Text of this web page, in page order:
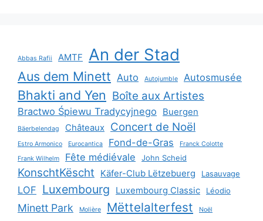
Abbas Rafii AMTF An der Stad
Aus dem Minett Auto Autojumble Autosmusée
Bhakti and Yen Boîte aux Artistes
Bractwo Śpiewu Tradycyjnego Buergen
Bäerbelendag Châteaux Concert de Noël
Estro Armonico Eurocantica Fond-de-Gras
Franck Colotte
Frank Wilhelm
Fête médiévale John Scheid
KonschtKëscht Käfer-Club Lëtzebuerg Lasauvage
LOF Luxembourg Luxembourg Classic Léodio
Minett Park Molière Mëttelalterfest Noël